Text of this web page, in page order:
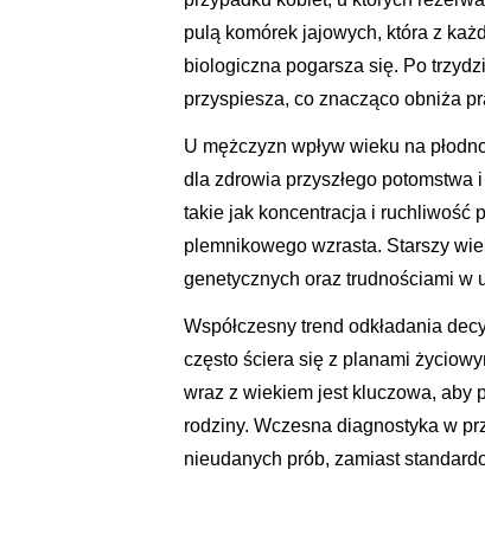
pulą komórek jajowych, która z
biologiczna pogarsza się. Po
przyspiesza, co znacząco obniża
U mężczyzn wpływ wieku na
dla zdrowia przyszłego potomstwa
takie jak koncentracja i ruchliwość
plemnikowego wzrasta. Starszy
genetycznych oraz trudnościami w
Współczesny trend odkładania
często ściera się z planami
wraz z wiekiem jest kluczowa, aby
rodziny. Wczesna diagnostyka w
nieudanych prób, zamiast